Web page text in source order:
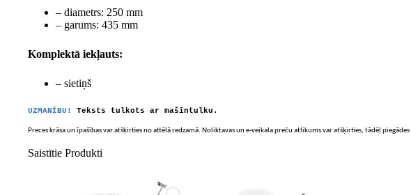
– diametrs: 250 mm
– garums: 435 mm
Komplektā iekļauts:
– sietiņš
UZMANĪBU! Teksts tulkots ar mašīntulku.
Preces krāsa un īpašības var atšķirties no attēlā redzamā. Noliktavas un e-veikala preču atlikums var atšķirties, tādēļ
Saistītie Produkti